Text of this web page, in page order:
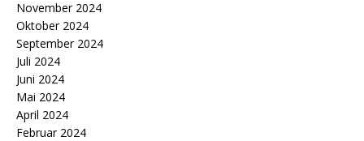
November 2024
Oktober 2024
September 2024
Juli 2024
Juni 2024
Mai 2024
April 2024
Februar 2024